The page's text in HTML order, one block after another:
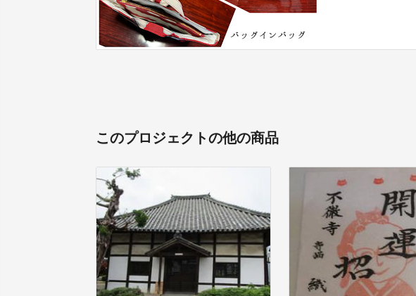
このプロジェクトの他の商品